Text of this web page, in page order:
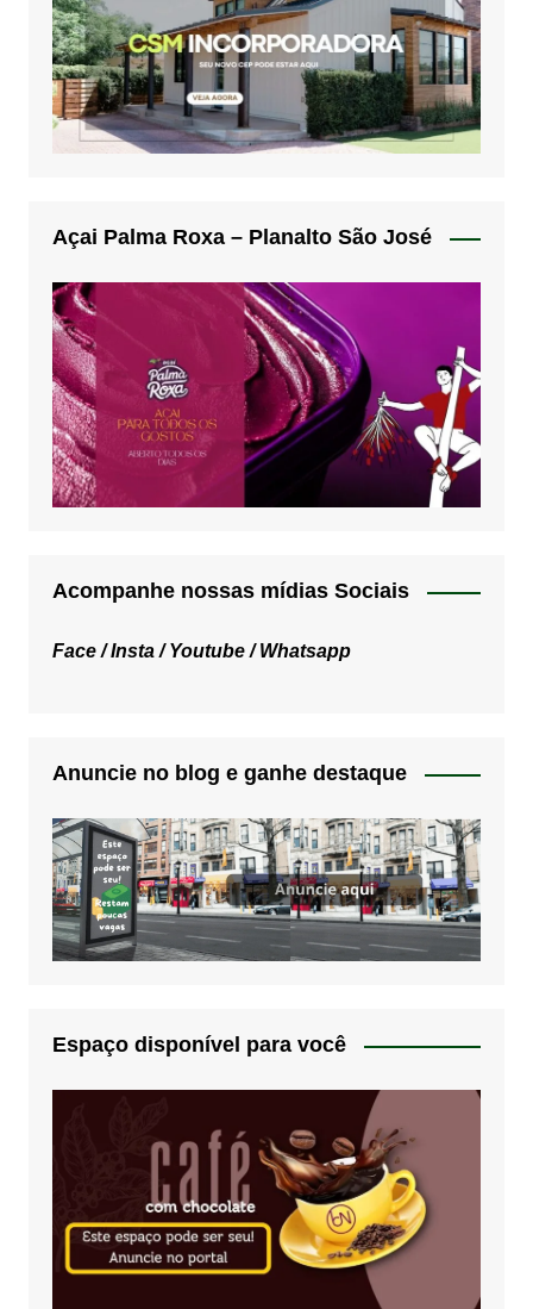
Açai Palma Roxa – Planalto São José
Acompanhe nossas mídias Sociais
Face /Insta /Youtube /Whatsapp
Anuncie no blog e ganhe destaque
Espaço disponível para você